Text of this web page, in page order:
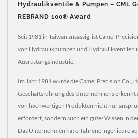
Hydraulikventile & Pumpen – CML
REBRAND 100® Award
Seit 1981 in Taiwan ansässig, ist Camel
von Hydraulikpumpen und Hydraulikventilen
Ausrüstungsindustrie.
Im Jahr 1981 wurde die Camel Precision
Geschäftsführung des Unternehmens erkennt
von hochwertigen Produkten nicht nur
erfordert, sondern auch ein gutes Wissen in
Das Unternehmen hat erfahrene Ingenieure